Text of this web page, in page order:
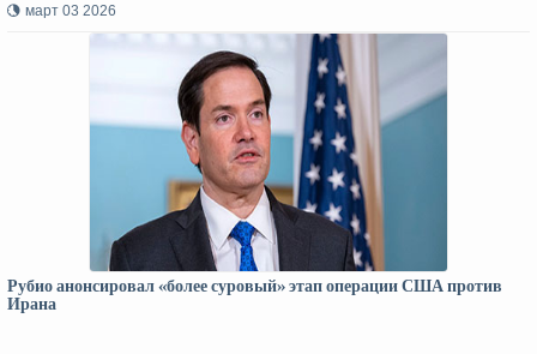
март 03 2026
Рубио анонсировал «более суровый» этап операции США против
Ирана